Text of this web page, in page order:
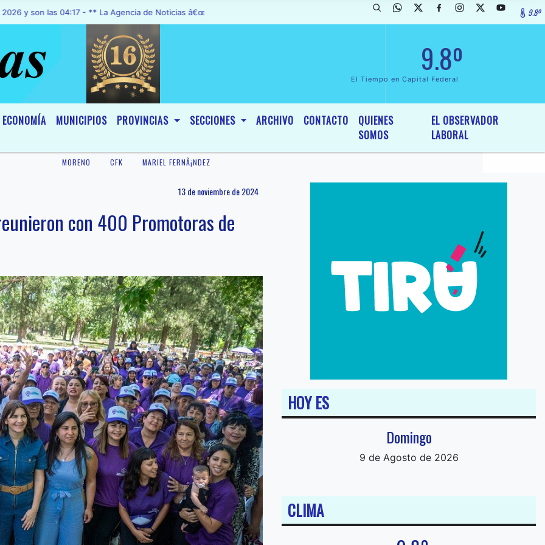
las 04:17 - ** La Agencia de Noticias â€œA1 Noticiasâ€, fue declarada de InterÃ©s General y Legislativo, por Ordenanza NÂº 6236/19 del9.8º
9.8º
El Tiempo en Capital Federal
ECONOMÍA MUNICIPIOS PROVINCIAS SECCIONES ARCHIVO CONTACTO
QUIENES
SOMOS
EL OBSERVADOR
LABORAL
MORENO CFK MARIEL FERNÃ¡NDEZ
13 de noviembre de 2024
con 400 Promotoras de
HOY ES
Domingo
9 de Agosto de 2026
CLIMA